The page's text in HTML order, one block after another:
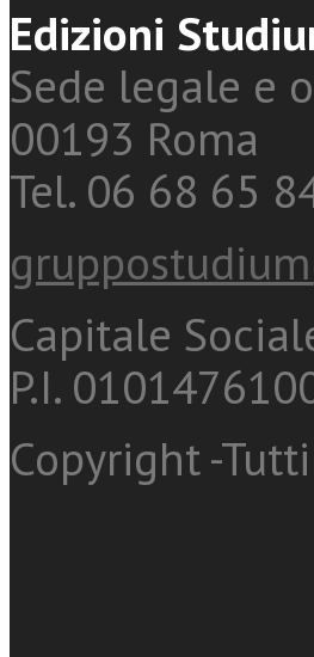
Edizioni
Sede legale e
00193 Roma
Tel. 06 68 65
Capitale
P.I.
Copyright -